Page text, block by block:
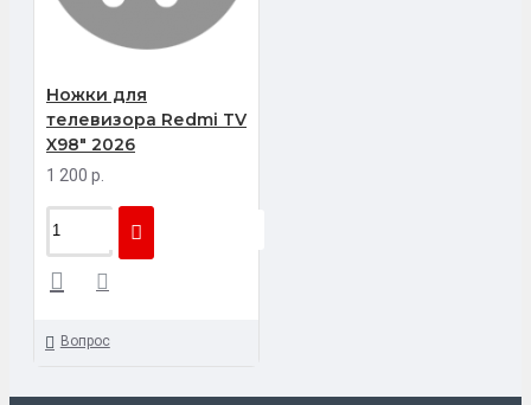
Ножки для
телевизора Rеdmi ТV
X98" 2026
1 200 р.
Вопрос